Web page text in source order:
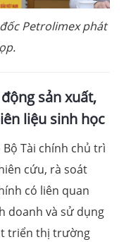
Petrolimex phát
sản xuất,
liệu sinh học
Tài chính chủ trì
cứu, rà soát
có liên quan
doanh và sử dụng
triển thị trường